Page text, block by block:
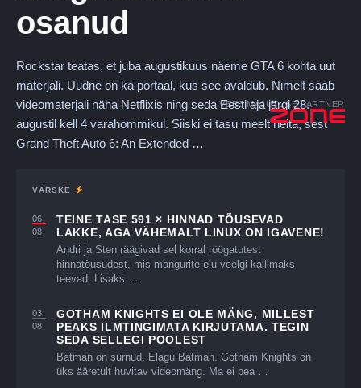
osanud
Rockstar teatas, et juba augustikuus näeme GTA 6 kohta uut
materjali. Uudne on ka portaal, kus see avaldub. Nimelt saab
videomaterjali näha Netflixis ning seda Eesti aja järgi 28.
augustil kell 4 varahommikul. Siiski ei tasu meelt heita, sest
Grand Theft Auto 6: An Extended …
VÄRSKE
06
08
TEINE TASE 591 × HINNAD TÕUSEVAD
LAKKE, AGA VÄHEMALT LINUX ON IGAVENE!
Andri ja Sten räägivad sel korral röögatutest
hinnatõusudest, mis mängurite elu veelgi kallimaks
teevad. Lisaks …
03
08
GOTHAM KNIGHTS EI OLE MÄNG, MILLEST
PEAKS ILMTINGIMATA KIRJUTAMA. TEGIN
SEDA SELLEGI POOLEST
Batman on surnud. Elagu Batman. Gotham Knights on
üks ääretult huvitav videomäng. Ma ei pea …
VEEBIMAJUTUSE PARTNER